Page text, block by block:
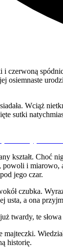
czerwoną
osiemnaste
Wciąż
sutki
kształt. Choć
powoli i
jego czar.
czubka.
usta, a ona
twardy, te słowa
historię.